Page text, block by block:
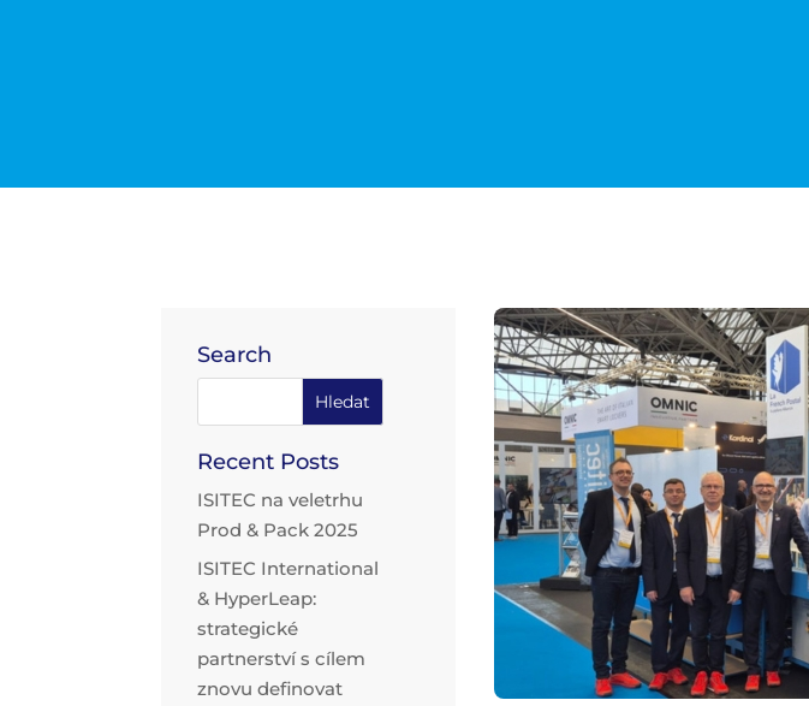
Search
Recent Posts
ISITEC na veletrhu
Prod & Pack 2025
ISITEC International
& HyperLeap:
strategické
partnerství s cílem
znovu definovat